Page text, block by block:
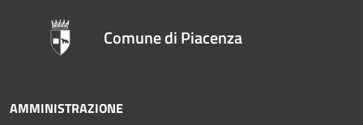
Comune di Piacenza
AMMINISTRAZIONE